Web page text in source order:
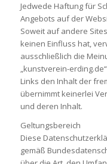
Jedwede Haftung für
Angebots auf der
Soweit auf andere
keinen Einfluss hat,
ausschließlich die
„kunstverein-
Links den Inhalt der
übernimmt keinerlei
und deren Inhalt.
Geltungsbereich
Diese
gemäß